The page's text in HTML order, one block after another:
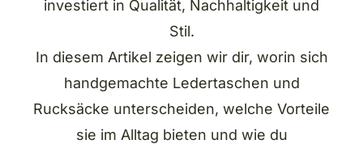
investiert in Qualität, Nachhaltigkeit und
Stil.
In diesem Artikel zeigen wir dir, worin sich
handgemachte Ledertaschen und
Rucksäcke unterscheiden, welche Vorteile
sie im Alltag bieten und wie du